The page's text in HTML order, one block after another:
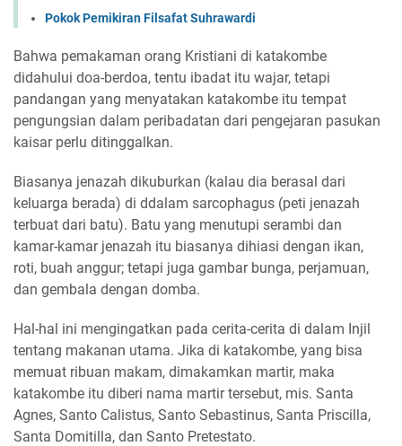
Pokok Pemikiran Filsafat Suhrawardi
Bahwa pemakaman orang Kristiani di katakombe
didahului doa-berdoa, tentu ibadat itu wajar, tetapi
pandangan yang menyatakan katakombe itu tempat
pengungsian dalam peribadatan dari pengejaran pasukan
kaisar perlu ditinggalkan.
Biasanya jenazah dikuburkan (kalau dia berasal dari
keluarga berada) di ddalam sarcophagus (peti jenazah
terbuat dari batu). Batu yang menutupi serambi dan
kamar-kamar jenazah itu biasanya dihiasi dengan ikan,
roti, buah anggur; tetapi juga gambar bunga, perjamuan,
dan gembala dengan domba.
Hal-hal ini mengingatkan pada cerita-cerita di dalam Injil
tentang makanan utama. Jika di katakombe, yang bisa
memuat ribuan makam, dimakamkan martir, maka
katakombe itu diberi nama martir tersebut, mis. Santa
Agnes, Santo Calistus, Santo Sebastinus, Santa Priscilla,
Santa Domitilla, dan Santo Pretestato.